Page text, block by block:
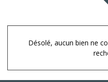
Désolé, aucun bien ne